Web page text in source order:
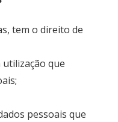
tem o direito de
que
pessoais que